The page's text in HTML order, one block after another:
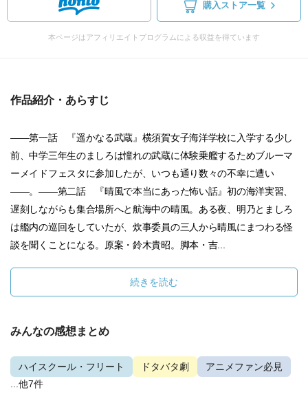
購入ストア一覧
本ページはアフィリエイトプログラムによる収益を得ています
作品紹介・あらすじ
――第一話 『遥かなる武蔵』横須賀女子海洋学校に入学する少し
前、中学三年生のましろは憧れの武蔵に体験乗艦するためブルーマ
ーメイドフェスタに参加したが、いつも通り数々の不幸に遭い
――。――第二話 『晴風で本当にあった怖い話』初の海洋実習、
遅刻しながらも集合場所へと航海中の晴風。ある夜、明乃とましろ
は艦内の巡回をしていたが、炊事委員の三人から晴風にまつわる怪
談を聞くことになる。原案・鈴木貴昭。脚本・吉...
続きを読む
みんなの感想まとめ
ハイスクール・フリート ドタバタ劇
アニメファン必見
...他7件